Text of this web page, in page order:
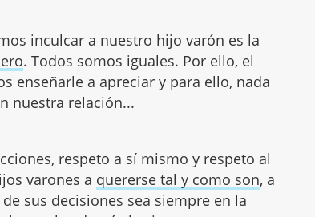
inculcar a nuestro hijo varón es la
. Todos somos iguales. Por ello, el
enseñarle a apreciar y para ello, nada
nuestra relación...
respeto a sí mismo y respeto al
varones a quererse tal y como son, a
sus decisiones sea siempre en la